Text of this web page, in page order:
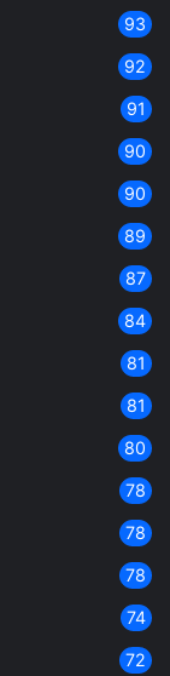
93
92
91
90
90
89
87
84
81
81
80
78
78
78
74
72